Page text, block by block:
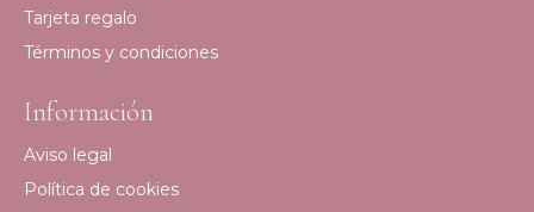
Tarjeta regalo
Términos y condiciones
Información
Aviso legal
Política de cookies